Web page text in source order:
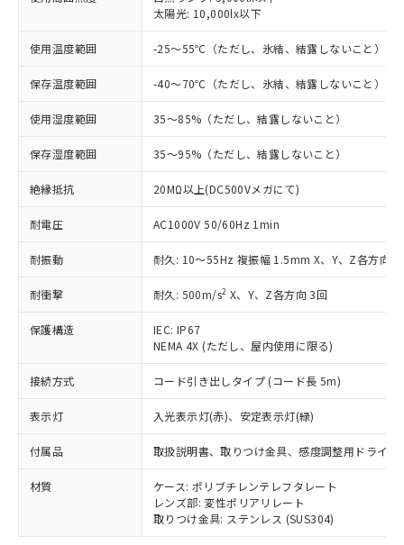
太陽光: 10,000lx以下
使用温度範囲 -25～55℃（ただし、氷結、結露しないこと）
保存温度範囲 -40～70℃（ただし、氷結、結露しないこと）
使用湿度範囲 35～85%（ただし、結露しないこと）
保存湿度範囲 35～95%（ただし、結露しないこと）
絶縁抵抗 20MΩ以上(DC500Vメガにて)
耐電圧 AC1000V 50/60Hz 1min
耐振動 耐久: 10～55Hz 複振幅 1.5mm X、Y、Z各方向
耐衝撃 耐久: 500m/s2 X、Y、Z各方向 3回
保護構造
IEC: IP67
NEMA 4X (ただし、屋内使用に限る)
接続方式 コード引き出しタイプ (コード長 5m)
表示灯 入光表示灯(赤)、安定表示灯(緑)
付属品 取扱説明書、取りつけ金具、感度調整用ドライ
材質
ケース: ポリブチレンテレフタレート
レンズ部: 変性ポリアリレート
取りつけ金具: ステンレス (SUS304)
ご利用条件
以下の条件をお読みいただき、同意のうえ
ご利用ください。
本サービスは、当社制御機器事業取扱
商品の当社在庫状況および標準価格
(税抜)を提供させていただくもので
当社制御機器事業取扱商品の中には、
本サービスの対象外となる商品もある
ことをご了承ください。
在庫状況および標準価格照会結果は、
記載している更新日時点での社内デー
タに基づき作成されるものであり、閲
覧された時点での実際の在庫および標
準価格とは異なる場合があることをご
了承ください。
正式な納期状況および標準価格はお客
様のお取引先、またはお客様担当のオ
ムロン制御機器販売店・当社販売員に
ご相談ください。
オムロン制御機器販売店や当社販売拠
販売ネットワーク
」をご確認
ください。
在庫状況および標準価格結果を当社の
対応予定：EU RoHS指令（10物質）の非含
有に対応した製品に切り替える予定のある
対応予定なし：EU RoHS指令（10物質）の
定はありません。
調査・確認中：EU RoHS指令（10物質）の
商品です。
非該当品：ライセンス料など無形物で、有
害物質有無と関係のない商品です。
仕入先様の事情により、非含有部品として
いたものが、含有品と判明した場合などや
むを得ず変更することがあります。
*EU RoHS指令（10物質）：
鉛(Pb) 1000ppm以下、 水銀(Hg) 1000ppm以下、 カド
ミウム(Cd) 100ppm以下、
六価クロム(Cr(Ⅵ)) 1000ppm以下、ポリ臭化ビフェニル
(PBDE) 1000ppm以下、フタル酸ビス(2-エチルヘキシ
ル) (DEHP)(別名：DOP) 1000ppm以下、フタル酸ブチ
ルベンジル（BBP） 1000ppm以下、フタル酸ジブチル
（DBP） 1000ppm以下、フタル酸ジイソブチル
(DIBP) 1000ppm以下
但し、RoHS指令で産業用監視および制御機器に対する
適用除外項目は除く。
フタル酸エステル類の４物質については閾値を超える意
図的な使用がないことを確認しています。
※1 中国RoHS○×表
「○」：最大均質材料含有率が中国RoHSの
基準値以下であることを示します。
「×」：最大均質材料含有率が中国RoHSの
基準値を超えていることを示します。
「－」：未確認です。当社販売部門へお問
い合わせください。
*中国RoHS10物質の基準値 (GB/T26572)：
Pb(鉛) :1000ppm、 Hg(水銀) : 1000ppm、 Cd(カドミウ
ム) : 100ppm、
Cr(Ⅵ)(六価クロム) : 1000ppm、 PBBs(ポリ臭化ビフェ
ニル類) : 1000ppm、 PBDEs(ポリ臭化ジフェニルエーテ
ル類) : 1000ppm、
DBP(フタル酸ジブチル) : 1000ppm、 DIBP(フタル酸ジ
イソブチル) : 1000ppm、 BBP(フタル酸ブチルベンジ
DEHP(フタル酸ビス(2-エチルヘキシル)) : 1000ppm
※2 環境保護使用期限
当社は、これら貴社製品のうち、外国
為替および外国貿易法に定める商品
（以下｢規制貨物等」という）を輸出
国政府の輸出許可(または役務取引許
可)を取得するなどの必要な手続きを
とります。
当社は規制貨物を破棄する場合は、完
全に破砕するなど、違法に輸出されな
いよう必要な手段を講じます。
当社は貴社製品を、核兵器、ミサイ
ル、化学兵器、生物兵器またはその他
武器並びにこれらの製造装置等に一切
使用いたしません。
当社は、貴社製品を第三者に販売する
説明
一定数以上の在庫あり
一定数には満たないが在庫あり
在庫なし(最新の在庫状況につ
いては、お客様のお取引先、ま
たはお客様担当のオムロン制御
機器販売店・当社販売員にご確